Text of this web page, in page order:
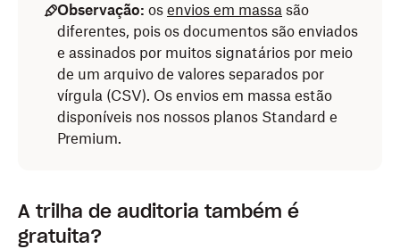
Observação: os envios em massa são
diferentes, pois os documentos são enviados
e assinados por muitos signatários por meio
de um arquivo de valores separados por
vírgula (CSV). Os envios em massa estão
disponíveis nos nossos planos Standard e
Premium.
A trilha de auditoria também é
gratuita?